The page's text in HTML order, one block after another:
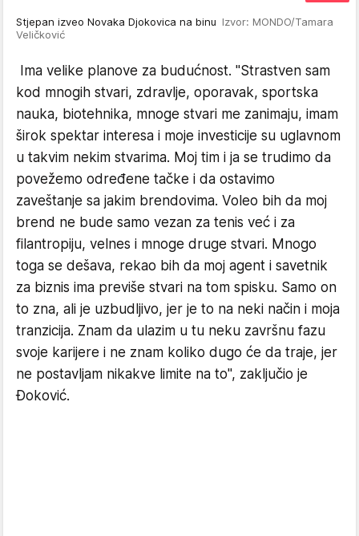
Stjepan izveo Novaka Djokovica na binu Izvor: MONDO/Tamara
Veličković
Ima velike planove za budućnost. "Strastven sam
kod mnogih stvari, zdravlje, oporavak, sportska
nauka, biotehnika, mnoge stvari me zanimaju, imam
širok spektar interesa i moje investicije su uglavnom
u takvim nekim stvarima. Moj tim i ja se trudimo da
povežemo određene tačke i da ostavimo
zaveštanje sa jakim brendovima. Voleo bih da moj
brend ne bude samo vezan za tenis već i za
filantropiju, velnes i mnoge druge stvari. Mnogo
toga se dešava, rekao bih da moj agent i savetnik
za biznis ima previše stvari na tom spisku. Samo on
to zna, ali je uzbudljivo, jer je to na neki način i moja
tranzicija. Znam da ulazim u tu neku završnu fazu
svoje karijere i ne znam koliko dugo će da traje, jer
ne postavljam nikakve limite na to", zaključio je
Đoković.